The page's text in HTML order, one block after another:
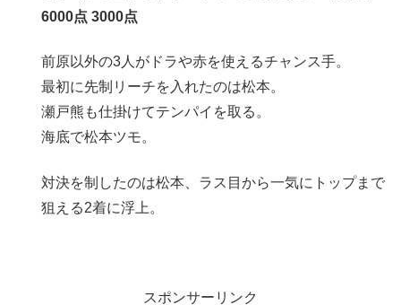
6000点 3000点
前原以外の3人がドラや赤を使えるチャンス手。
最初に先制リーチを入れたのは松本。
瀬戸熊も仕掛けてテンパイを取る。
海底で松本ツモ。
対決を制したのは松本、ラス目から一気にトップまで
狙える2着に浮上。
スポンサーリンク